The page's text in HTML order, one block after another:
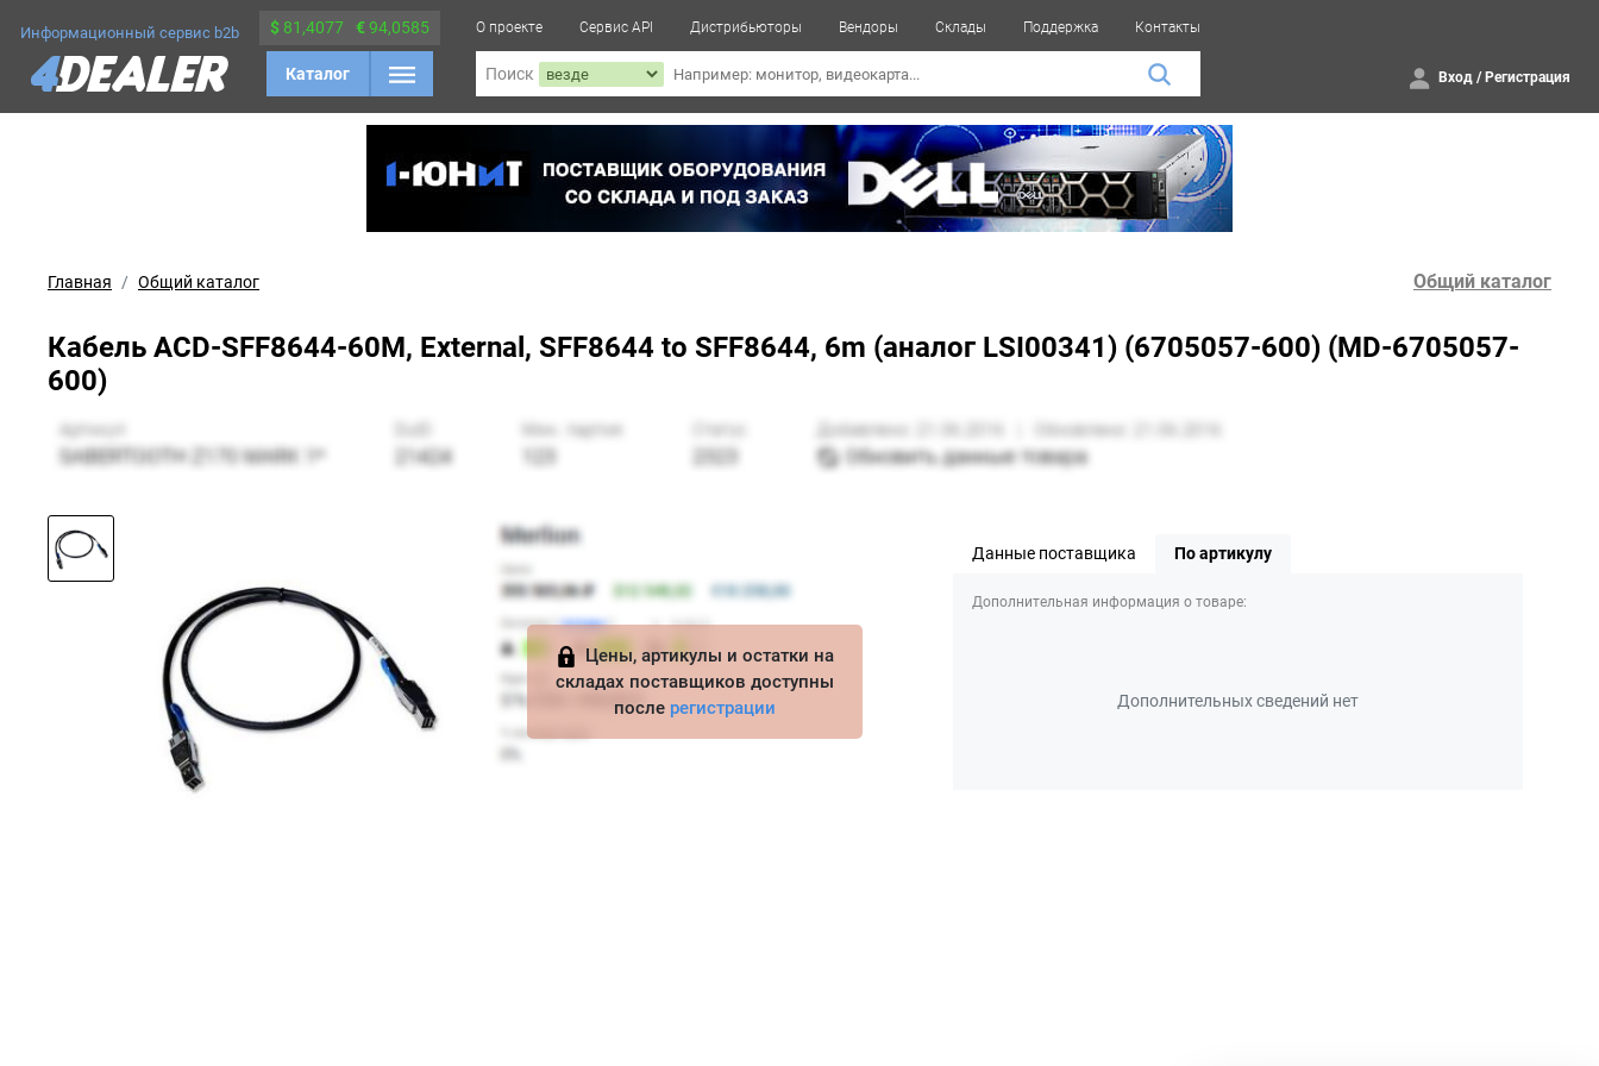
Информационный сервис b2b $ 81,4077 €94,0585
Каталог
О проекте Сервис API Дистрибьюторы Вендоры Склады Поддержка Контакты
Поиск Вход / Регистрация
Главная Общий каталог Общий каталог
Кабель ACD-SFF8644-60M, External, SFF8644 to SFF8644, 6m (аналог LSI00341) (6705057-600) (MD-6705057-
600)
Цены, артикулы и остатки на
складах поставщиков доступны
после регистрации
Данные поставщика По артикулу
Дополнительная информация о товаре:
Дополнительных сведений нет